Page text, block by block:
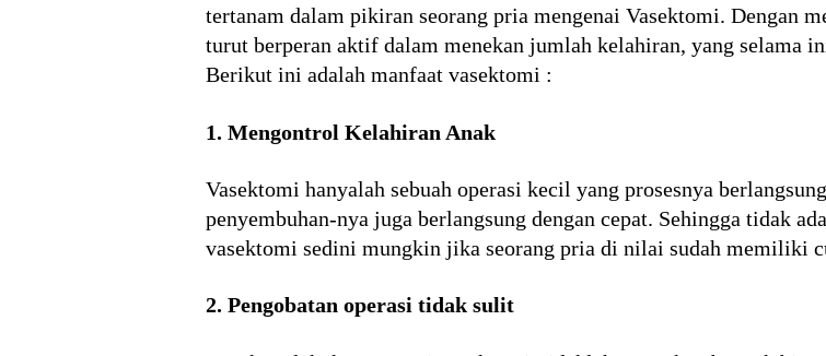
tertanam dalam pikiran seorang pria mengenai Vasektomi. Dengan
turut berperan aktif dalam menekan jumlah kelahiran, yang selama
Berikut ini adalah manfaat vasektomi :
1. Mengontrol Kelahiran Anak
Vasektomi hanyalah sebuah operasi kecil yang prosesnya
penyembuhan-nya juga berlangsung dengan cepat. Sehingga tidak
vasektomi sedini mungkin jika seorang pria di nilai sudah memiliki
2. Pengobatan operasi tidak sulit